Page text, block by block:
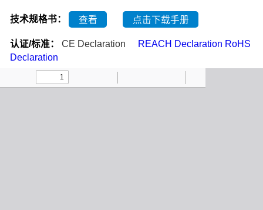
技术规格书： 查看 点击下载手册
认证/标准： CE Declaration REACH Declaration RoHS
Declaration